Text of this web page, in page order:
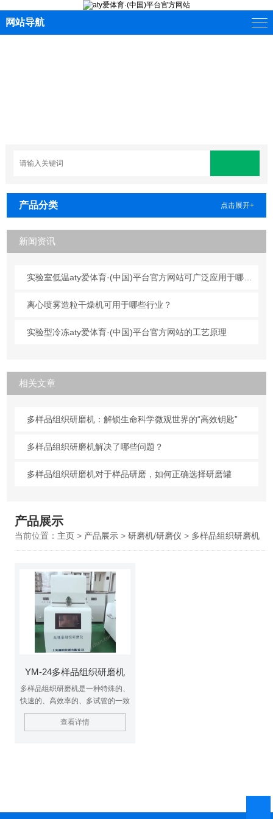
网站导航
产品分类 点击展开+
新闻资讯
实验室低温aty爱体育·(中国)平台官方网站可广泛应用于哪些行业？
离心喷雾造粒干燥机可用于哪些行业？
实验型冷冻aty爱体育·(中国)平台官方网站的工艺原理
相关文章
多样品组织研磨机：解锁生命科学微观世界的“高效钥匙”
多样品组织研磨机解决了哪些问题？
多样品组织研磨机对于样品研磨，如何正确选择研磨罐
产品展示
当前位置： 主页> 产品展示> 研磨机/研磨仪 > 多样品组织研磨机
YM-24多样品组织研磨机
多样品组织研磨机是一种特殊的、
快速的、高效率的、多试管的一致
系统。它能将任何来源（包括土
壤、植物和动物的组织/器官、细
研磨、匀浆、超声波处理等传统方
查看详情